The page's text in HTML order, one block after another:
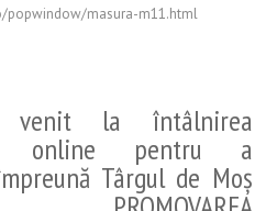
popwindow/masura-m11.html
la întâlnirea
online pentru a
Târgul de Moș